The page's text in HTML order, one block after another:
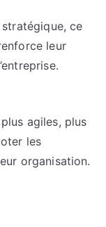
ce
leur
agiles, plus
les
organisation.